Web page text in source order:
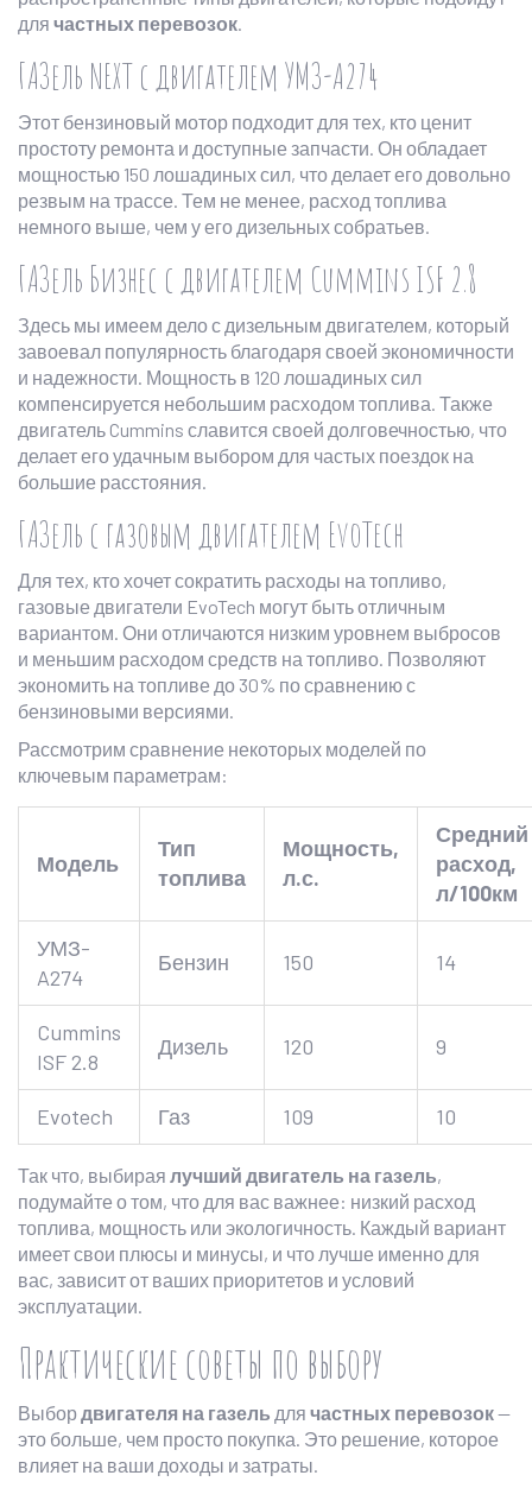
для частных перевозок.
ГАЗель NEXT с двигателем УМЗ-A274
Этот бензиновый мотор подходит для тех, кто ценит
простоту ремонта и доступные запчасти. Он обладает
мощностью 150 лошадиных сил, что делает его довольно
резвым на трассе. Тем не менее, расход топлива
немного выше, чем у его дизельных собратьев.
ГАЗель Бизнес с двигателем Cummins ISF 2.8
Здесь мы имеем дело с дизельным двигателем, который
завоевал популярность благодаря своей экономичности
и надежности. Мощность в 120 лошадиных сил
компенсируется небольшим расходом топлива. Также
двигатель Cummins славится своей долговечностью, что
делает его удачным выбором для частых поездок на
большие расстояния.
ГАЗель с газовым двигателем EvoTech
Для тех, кто хочет сократить расходы на топливо,
газовые двигатели EvoTech могут быть отличным
вариантом. Они отличаются низким уровнем выбросов
и меньшим расходом средств на топливо. Позволяют
экономить на топливе до 30% по сравнению с
бензиновыми версиями.
Рассмотрим сравнение некоторых моделей по
ключевым параметрам:
Модель
Тип
топлива
Мощность,
л.с.
Средний
расход,
л/100км
УМЗ-
A274
Бензин 150 14
Cummins
ISF 2.8
Дизель 120 9
Evotech Газ 109 10
Так что, выбирая лучший двигатель на газель,
подумайте о том, что для вас важнее: низкий расход
топлива, мощность или экологичность. Каждый вариант
имеет свои плюсы и минусы, и что лучше именно для
вас, зависит от ваших приоритетов и условий
эксплуатации.
Практические советы по выбору
Выбордвигателя на газель для частных перевозок—
это больше, чем просто покупка. Это решение, которое
влияет на ваши доходы и затраты.